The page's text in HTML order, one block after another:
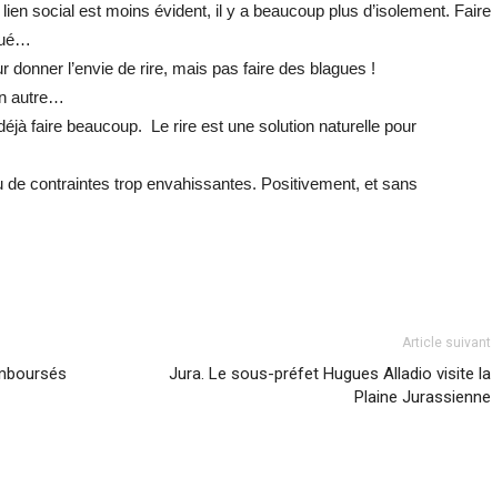
social est moins évident, il y a beaucoup plus d’isolement. Faire
l’envie de rire, mais pas faire des blagues !
autre…
faire beaucoup. Le rire est une solution naturelle pour
contraintes trop envahissantes. Positivement, et sans
Article suivant
Jura. Le sous-préfet Hugues Alladio visite la
Plaine Jurassienne